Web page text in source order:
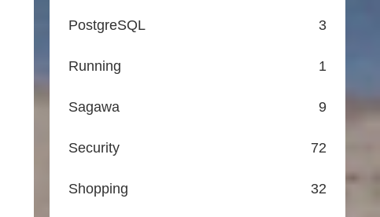
PostgreSQL 3
Running 1
Sagawa 9
Security 72
Shopping 32